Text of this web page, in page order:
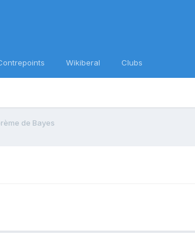
Wikiberal Clubs
de Bayes